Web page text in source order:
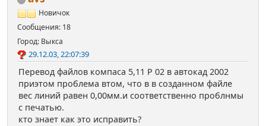
Новичок
Сообщения: 18
Город: Выкса
29.12.03, 22:07:39
Перевод файлов компаса 5,11 Р 02 в автокад 2002
приэтом проблема втом, что в в созданном файле
вес линий равен 0,00мм.и соответственно проблнмы
с печатью.
кто знает как это исправить?